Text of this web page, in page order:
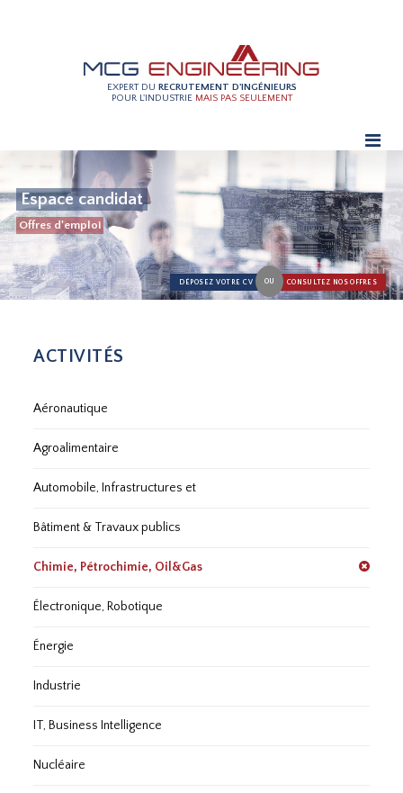
EXPERT DU RECRUTEMENT D'INGÉNIEURS
POUR L'INDUSTRIE MAIS PAS SEULEMENT
Espace candidat
Offres d'emploi
DÉPOSEZ VOTRE CV OU CONSULTEZ NOS OFFRES
ACTIVITÉS
Aéronautique
Agroalimentaire
Automobile, Infrastructures et
Bâtiment & Travaux publics
Chimie, Pétrochimie, Oil&Gas
Électronique, Robotique
Énergie
Industrie
IT, Business Intelligence
Nucléaire